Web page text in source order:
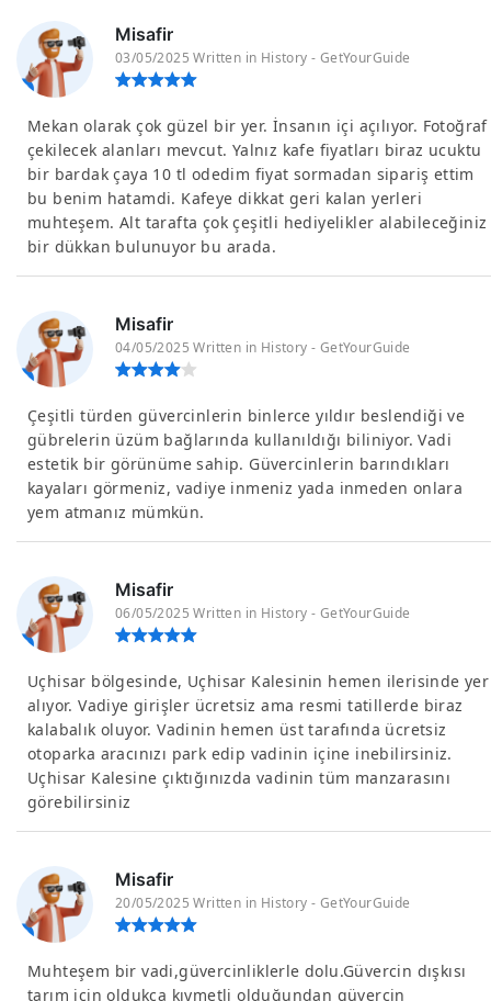
Misafir
03/05/2025 Written in History - GetYourGuide
Mekan olarak çok güzel bir yer. İnsanın içi açılıyor. Fotoğraf
çekilecek alanları mevcut. Yalnız kafe fiyatları biraz ucuktu
bir bardak çaya 10 tl odedim fiyat sormadan sipariş ettim
bu benim hatamdi. Kafeye dikkat geri kalan yerleri
muhteşem. Alt tarafta çok çeşitli hediyelikler alabileceğiniz
bir dükkan bulunuyor bu arada.
Misafir
04/05/2025 Written in History - GetYourGuide
Çeşitli türden güvercinlerin binlerce yıldır beslendiği ve
gübrelerin üzüm bağlarında kullanıldığı biliniyor. Vadi
estetik bir görünüme sahip. Güvercinlerin barındıkları
kayaları görmeniz, vadiye inmeniz yada inmeden onlara
yem atmanız mümkün.
Misafir
06/05/2025 Written in History - GetYourGuide
Uçhisar bölgesinde, Uçhisar Kalesinin hemen ilerisinde yer
alıyor. Vadiye girişler ücretsiz ama resmi tatillerde biraz
kalabalık oluyor. Vadinin hemen üst tarafında ücretsiz
otoparka aracınızı park edip vadinin içine inebilirsiniz.
Uçhisar Kalesine çıktığınızda vadinin tüm manzarasını
görebilirsiniz
Misafir
20/05/2025 Written in History - GetYourGuide
Muhteşem bir vadi,güvercinliklerle dolu.Güvercin dışkısı
tarım için oldukça kıymetli olduğundan güvercin